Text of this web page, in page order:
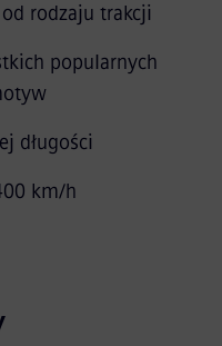
rodzaju trakcji
popularnych
długości
km/h